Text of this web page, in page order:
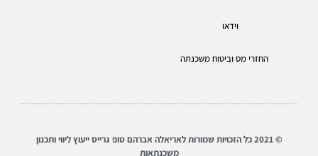
וידאו
החזרי מס וביטוח משכנתה
© 2021 כל הזכויות שמורות לאריאלה אברהם טופ גרייס ייעוץ ליווי ותכנון
משכנתאות